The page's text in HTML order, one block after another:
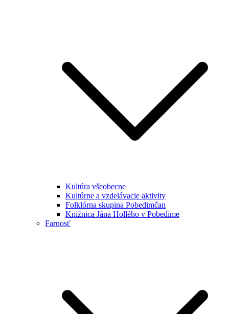
Kultúra všeobecne
Kultúrne a vzdelávacie aktivity
Folklórna skupina Pobedimčan
Knižnica Jána Hollého v Pobedime
Farnosť